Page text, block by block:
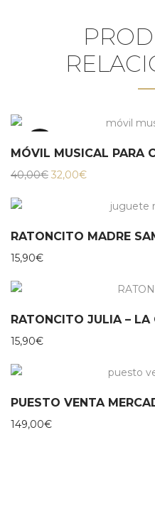
MÓVIL MUSICAL PARA
40,00€ El
40,00€.
32,00€El
actual
32,00€.
15,90€
RATONCITO JULIA – LA
15,90€
149,00€